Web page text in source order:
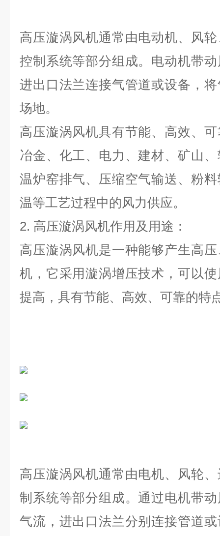
高压漩涡风机通常由电动机、风
控制系统等部分组成。电动机带
进出口法兰连接气管道或设备，将
场地。
高压漩涡风机具有节能、高效、
冶金、化工、电力、建材、矿山
温炉窑排气、压缩空气输送、粉
温等工艺过程中的风力供应。
2. 高压漩涡风机作用及用途：
高压漩涡风机是一种能够产生高
机，它采用漩涡增压技术，可以
提高，具有节能、高效、可靠的特
高压漩涡风机通常由电机、风轮
制系统等部分组成。通过电机带
气流，进出口法兰分别连接管道